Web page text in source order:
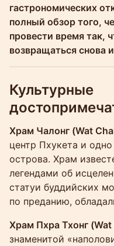
гастрономических
полный обзор того,
провести время так,
возвращаться снова
Культурные
Храм Чалонг (Wat
центр Пхукета и
острова. Храм
легендами об
статуи буддийских
по преданию,
Храм Пхра Тхонг
знаменитой